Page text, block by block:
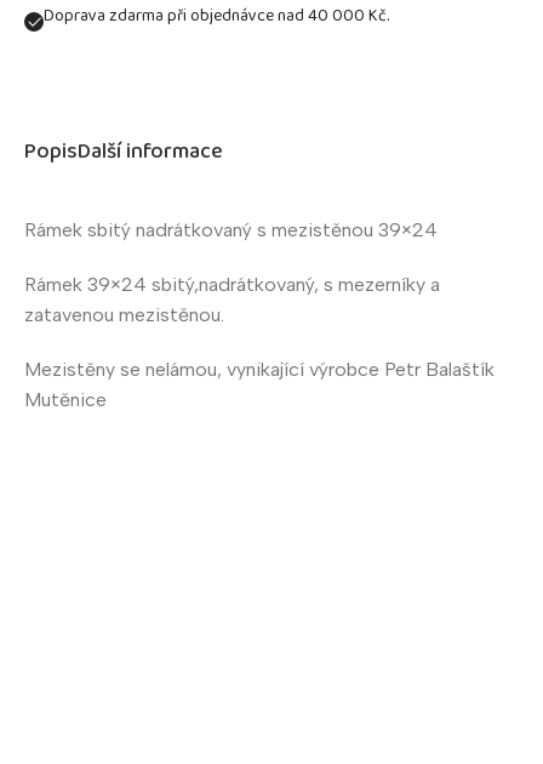
Doprava zdarma při objednávce nad 40 000 Kč.
PopisDalší informace
Rámek sbitý nadrátkovaný s mezistěnou 39×24
Rámek 39×24 sbitý,nadrátkovaný, s mezerníky a
zatavenou mezistěnou.
Mezistěny se nelámou, vynikající výrobce Petr Balaštík
Mutěnice